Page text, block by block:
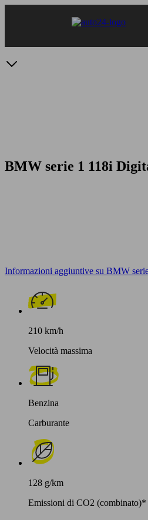
BMW serie 1 118i
Informazioni aggiuntive su BMW
210 km/h
Velocità massima
Benzina
Carburante
128 g/km
Emissioni di CO2 (combinato)*